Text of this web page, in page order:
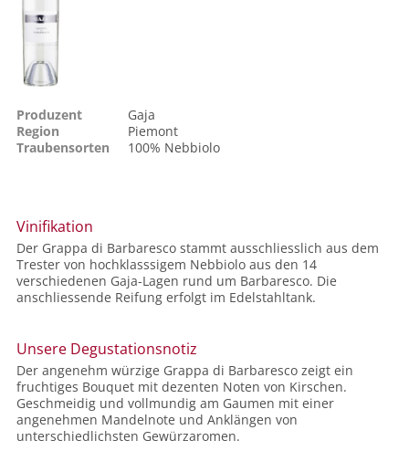
Produzent
Gaja
Region
Piemont
Traubensorten
100% Nebbiolo
Vinifikation
Der Grappa di Barbaresco stammt ausschliesslich aus dem
Trester von hochklasssigem Nebbiolo aus den 14
verschiedenen Gaja-Lagen rund um Barbaresco. Die
anschliessende Reifung erfolgt im Edelstahltank.
Unsere Degustationsnotiz
Der angenehm würzige Grappa di Barbaresco zeigt ein
fruchtiges Bouquet mit dezenten Noten von Kirschen.
Geschmeidig und vollmundig am Gaumen mit einer
angenehmen Mandelnote und Anklängen von
unterschiedlichsten Gewürzaromen.